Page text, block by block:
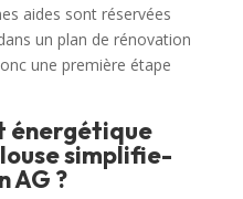
aides sont réservées
un plan de rénovation
une première étape
énergétique
simplifie-
AG ?